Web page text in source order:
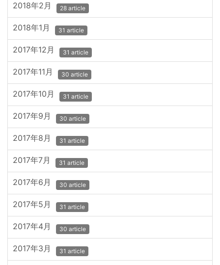
2018年2月 28 article
2018年1月 31 article
2017年12月 31 article
2017年11月 30 article
2017年10月 31 article
2017年9月 30 article
2017年8月 31 article
2017年7月 31 article
2017年6月 30 article
2017年5月 31 article
2017年4月 30 article
2017年3月 31 article